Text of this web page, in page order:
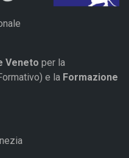
Veneto per la
e la Formazione